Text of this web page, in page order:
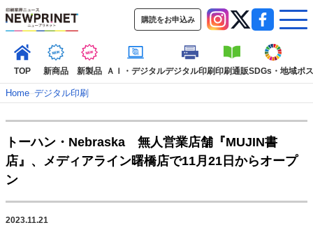
購読をお申込み
TOP 新商品 新製品 ＡＩ・デジタルデジタル印刷印刷通販SDGs・地域ポ
新着記事 特集記事
動画コンテンツ
インタビュー
コレクション
新商品
Home–デジタル印刷
トーハン・Nebraska 無人営業店舗『MUJIN書
店』、メディアライン曙橋店で11月21日からオープ
ン
2023.11.21